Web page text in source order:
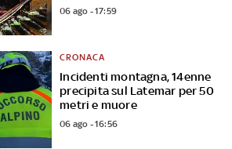
06 ago - 17:59
Incidenti montagna, 14enne
precipita sul Latemar per 50
metri e muore
CRONACA
06 ago - 16:56